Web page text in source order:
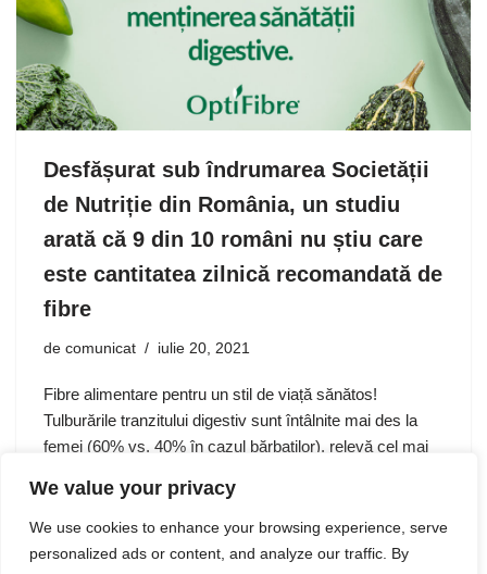
We value your privacy
We use cookies to enhance your browsing experience, serve
personalized ads or content, and analyze our traffic. By
Desfășurat sub îndrumarea Societății
de Nutriție din România, un studiu
arată că 9 din 10 români nu știu care
este cantitatea zilnică recomandată de
fibre
de comunicat iulie 20, 2021
Fibre alimentare pentru un stil de viață sănătos!
Tulburările tranzitului digestiv sunt întâlnite mai des la
femei (60% vs. 40% în cazul bărbaților), relevă cel mai
Kantar…